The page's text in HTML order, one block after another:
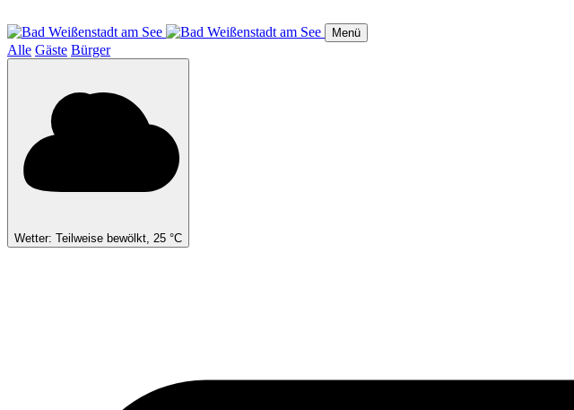
zum
Inhalt
Menü
Alle Gäste Bürger
Wetter: Teilweise bewölkt, 25 °C